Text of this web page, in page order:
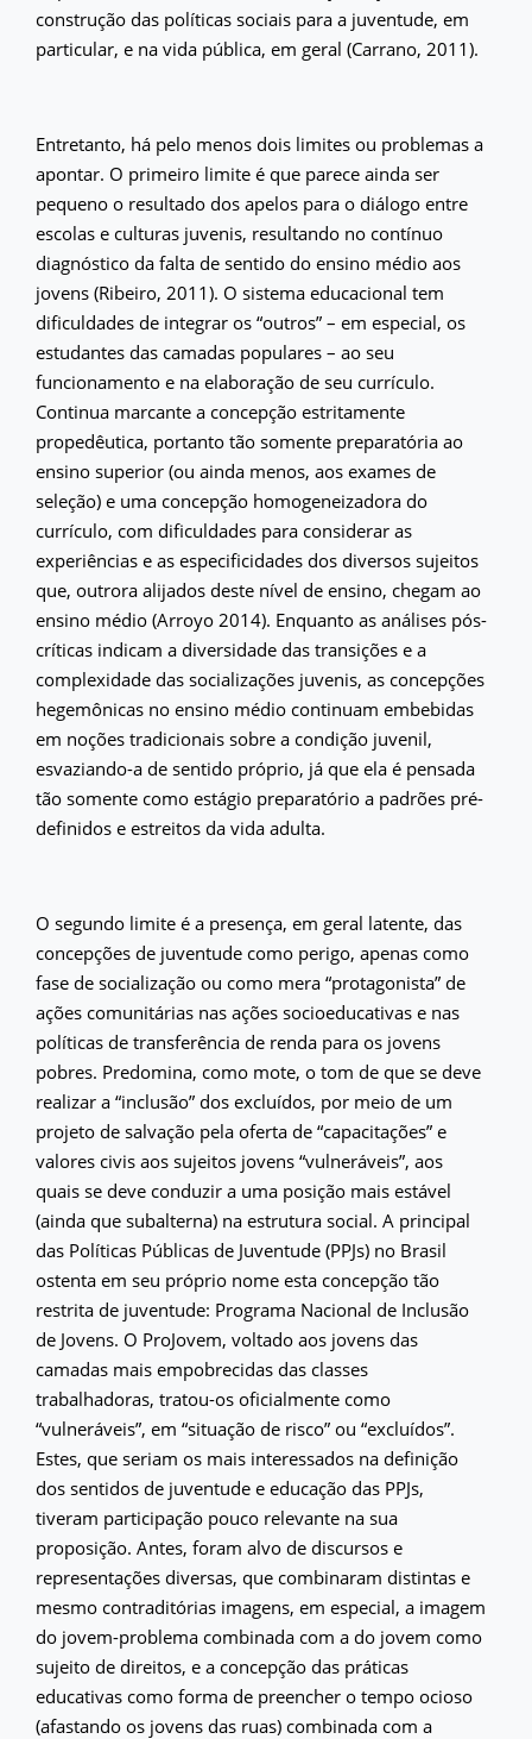
construção das políticas sociais para a juventude, em
particular, e na vida pública, em geral (Carrano, 2011).
Entretanto, há pelo menos dois limites ou problemas a
apontar. O primeiro limite é que parece ainda ser
pequeno o resultado dos apelos para o diálogo entre
escolas e culturas juvenis, resultando no contínuo
diagnóstico da falta de sentido do ensino médio aos
jovens (Ribeiro, 2011). O sistema educacional tem
dificuldades de integrar os “outros” – em especial, os
estudantes das camadas populares – ao seu
funcionamento e na elaboração de seu currículo.
Continua marcante a concepção estritamente
propedêutica, portanto tão somente preparatória ao
ensino superior (ou ainda menos, aos exames de
seleção) e uma concepção homogeneizadora do
currículo, com dificuldades para considerar as
experiências e as especificidades dos diversos sujeitos
que, outrora alijados deste nível de ensino, chegam ao
ensino médio (Arroyo 2014). Enquanto as análises pós-
críticas indicam a diversidade das transições e a
complexidade das socializações juvenis, as concepções
hegemônicas no ensino médio continuam embebidas
em noções tradicionais sobre a condição juvenil,
esvaziando-a de sentido próprio, já que ela é pensada
tão somente como estágio preparatório a padrões pré-
definidos e estreitos da vida adulta.
O segundo limite é a presença, em geral latente, das
concepções de juventude como perigo, apenas como
fase de socialização ou como mera “protagonista” de
ações comunitárias nas ações socioeducativas e nas
políticas de transferência de renda para os jovens
pobres. Predomina, como mote, o tom de que se deve
realizar a “inclusão” dos excluídos, por meio de um
projeto de salvação pela oferta de “capacitações” e
valores civis aos sujeitos jovens “vulneráveis”, aos
quais se deve conduzir a uma posição mais estável
(ainda que subalterna) na estrutura social. A principal
das Políticas Públicas de Juventude (PPJs) no Brasil
ostenta em seu próprio nome esta concepção tão
restrita de juventude: Programa Nacional de Inclusão
de Jovens. O ProJovem, voltado aos jovens das
camadas mais empobrecidas das classes
trabalhadoras, tratou-os oficialmente como
“vulneráveis”, em “situação de risco” ou “excluídos”.
Estes, que seriam os mais interessados na definição
dos sentidos de juventude e educação das PPJs,
tiveram participação pouco relevante na sua
proposição. Antes, foram alvo de discursos e
representações diversas, que combinaram distintas e
mesmo contraditórias imagens, em especial, a imagem
do jovem-problema combinada com a do jovem como
sujeito de direitos, e a concepção das práticas
educativas como forma de preencher o tempo ocioso
(afastando os jovens das ruas) combinada com a